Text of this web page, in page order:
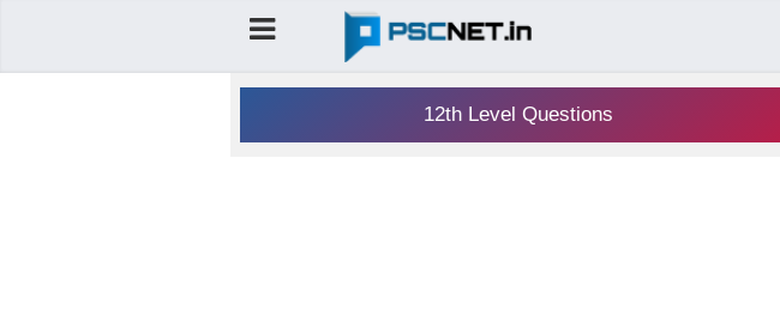
12th Level Questions